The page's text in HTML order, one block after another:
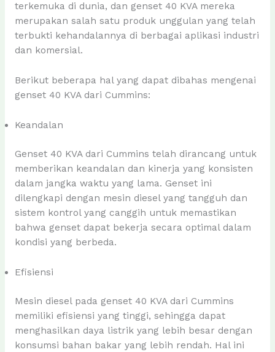
terkemuka di dunia, dan genset 40 KVA mereka
merupakan salah satu produk unggulan yang telah
terbukti kehandalannya di berbagai aplikasi industri
dan komersial.
Berikut beberapa hal yang dapat dibahas mengenai
genset 40 KVA dari Cummins:
Keandalan
Genset 40 KVA dari Cummins telah dirancang untuk
memberikan keandalan dan kinerja yang konsisten
dalam jangka waktu yang lama. Genset ini
dilengkapi dengan mesin diesel yang tangguh dan
sistem kontrol yang canggih untuk memastikan
bahwa genset dapat bekerja secara optimal dalam
kondisi yang berbeda.
Efisiensi
Mesin diesel pada genset 40 KVA dari Cummins
memiliki efisiensi yang tinggi, sehingga dapat
menghasilkan daya listrik yang lebih besar dengan
konsumsi bahan bakar yang lebih rendah. Hal ini